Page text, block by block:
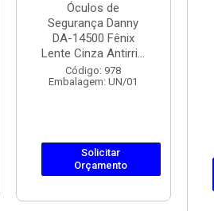
Óculos de
Segurança Danny
DA-14500 Fênix
Lente Cinza Antirri...
Código: 978
Embalagem: UN/01
Solicitar
Orçamento